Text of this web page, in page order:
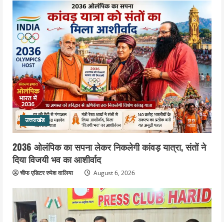
उत्तराखंड
2036 ओलंपिक का सपना लेकर निकलेगी कांवड़ यात्रा, संतों ने
दिया विजयी भव का आशीर्वाद
चीफ एडिटर रुपेश वालिया August 6, 2026